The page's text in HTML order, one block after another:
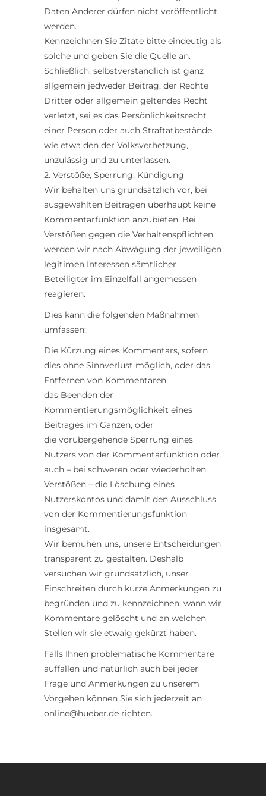
Daten Anderer dürfen nicht veröffentlicht
werden.
Kennzeichnen Sie Zitate bitte eindeutig als
solche und geben Sie die Quelle an.
Schließlich: selbstverständlich ist ganz
allgemein jedweder Beitrag, der Rechte
Dritter oder allgemein geltendes Recht
verletzt, sei es das Persönlichkeitsrecht
einer Person oder auch Straftatbestände,
wie etwa den der Volksverhetzung,
unzulässig und zu unterlassen.
2. Verstöße, Sperrung, Kündigung
Wir behalten uns grundsätzlich vor, bei
ausgewählten Beiträgen überhaupt keine
Kommentarfunktion anzubieten. Bei
Verstößen gegen die Verhaltenspflichten
werden wir nach Abwägung der jeweiligen
legitimen Interessen sämtlicher
Beteiligter im Einzelfall angemessen
reagieren.
Dies kann die folgenden Maßnahmen
umfassen:
Die Kürzung eines Kommentars, sofern
dies ohne Sinnverlust möglich, oder das
Entfernen von Kommentaren,
das Beenden der
Kommentierungsmöglichkeit eines
Beitrages im Ganzen, oder
die vorübergehende Sperrung eines
Nutzers von der Kommentarfunktion oder
auch – bei schweren oder wiederholten
Verstößen – die Löschung eines
Nutzerskontos und damit den Ausschluss
von der Kommentierungsfunktion
insgesamt.
Wir bemühen uns, unsere Entscheidungen
transparent zu gestalten. Deshalb
versuchen wir grundsätzlich, unser
Einschreiten durch kurze Anmerkungen zu
begründen und zu kennzeichnen, wann wir
Kommentare gelöscht und an welchen
Stellen wir sie etwaig gekürzt haben.
Falls Ihnen problematische Kommentare
auffallen und natürlich auch bei jeder
Frage und Anmerkungen zu unserem
Vorgehen können Sie sich jederzeit an
online@hueber.de richten.